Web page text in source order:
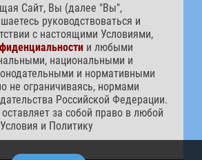
Сайт, Вы (далее "Вы",
руководствоваться и
с настоящими Условиями,
и любыми
национальными и
и нормативными
не ограничиваясь, нормами
Российской Федерации.
за собой право в любой
и Политику